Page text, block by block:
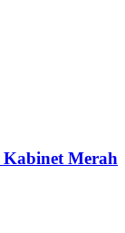
Kabinet Merah